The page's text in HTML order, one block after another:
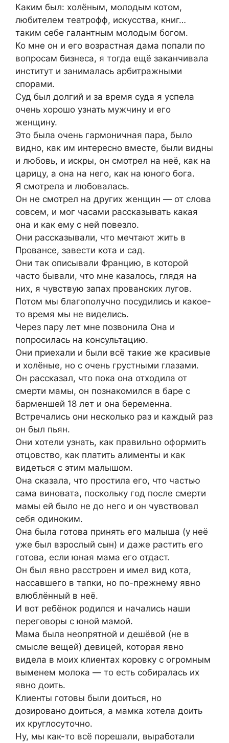
Каким был: холёным, молодым котом,
любителем театрофф, искусства, книг…
таким себе галантным молодым богом.
Ко мне он и его возрастная дама попали по
вопросам бизнеса, я тогда ещё заканчивала
институт и занималась арбитражными
спорами.
Суд был долгий и за время суда я успела
очень хорошо узнать мужчину и его
женщину.
Это была очень гармоничная пара, было
видно, как им интересно вместе, были видны
и любовь, и искры, он смотрел на неё, как на
царицу, а она на него, как на юного бога.
Я смотрела и любовалась.
Он не смотрел на других женщин — от слова
совсем, и мог часами рассказывать какая
она и как ему с ней повезло.
Они рассказывали, что мечтают жить в
Провансе, завести кота и сад.
Они так описывали Францию, в которой
часто бывали, что мне казалось, глядя на
них, я чувствую запах прованских лугов.
Потом мы благополучно посудились и какое-
то время мы не виделись.
Через пару лет мне позвонила Она и
попросилась на консультацию.
Они приехали и были всё такие же красивые
и холёные, но с очень грустными глазами.
Он рассказал, что пока она отходила от
смерти мамы, он познакомился в баре с
барменшей 18 лет и она беременна.
Встречались они несколько раз и каждый раз
он был пьян.
Они хотели узнать, как правильно оформить
отцовство, как платить алименты и как
видеться с этим малышом.
Она сказала, что простила его, что частью
сама виновата, поскольку год после смерти
мамы ей было не до него и он чувствовал
себя одиноким.
Она была готова принять его малыша (у неё
уже был взрослый сын) и даже растить его
готова, если юная мама его отдаст.
Он был явно расстроен и имел вид кота,
нассавшего в тапки, но по-прежнему явно
влюблённый в неё.
И вот ребёнок родился и начались наши
переговоры с юной мамой.
Мама была неопрятной и дешёвой (не в
смысле вещей) девицей, которая явно
видела в моих клиентах коровку с огромным
выменем молока — то есть собиралась их
явно доить.
Клиенты готовы были доиться, но
дозировано доиться, а мамка хотела доить
их круглосуточно.
Ну, мы как-то всё порешали, выработали